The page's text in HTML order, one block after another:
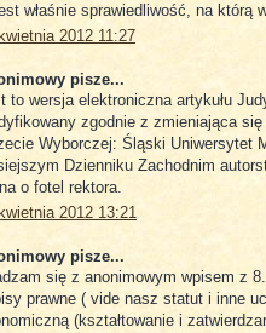
właśnie sprawiedliwość, na którą
2012 11:27
pisze...
to wersja elektroniczna artykułu
zgodnie z zmieniająca
Wyborczej: Śląski Uniwersytet
Dzienniku Zachodnim
o fotel rektora.
2012 13:21
pisze...
się z anonimowym wpisem z
prawne ( vide nasz statut i inne
(kształtowanie i